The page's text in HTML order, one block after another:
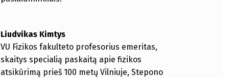
Liudvikas Kimtys
VU Fizikos fakulteto profesorius emeritas,
skaitys specialią paskaitą apie fizikos
atsikūrimą prieš 100 metų Vilniuje, Stepono